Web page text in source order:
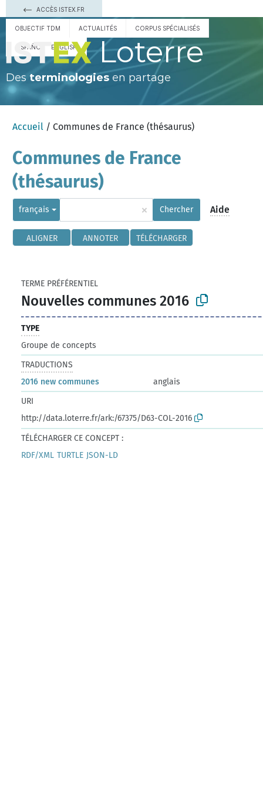
ACCÈS ISTEX.FR
OBJECTIF TDM ACTUALITÉS CORPUS SPÉCIALISÉS
ESPAÑOL ENGLISH Loterre
Des terminologies en partage
Accueil / Communes de France (thésaurus)
Communes de France
(thésaurus)
français × Chercher Aide
ALIGNER ANNOTER TÉLÉCHARGER
TERME PRÉFÉRENTIEL
Nouvelles communes 2016
TYPE
Groupe de concepts
TRADUCTIONS
2016 new communes
anglais
URI
http://data.loterre.fr/ark:/67375/D63-COL-2016
TÉLÉCHARGER CE CONCEPT :
RDF/XML TURTLE JSON-LD